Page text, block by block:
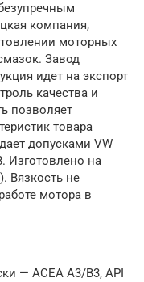
компания,
моторных
Завод
идет на экспорт
качества и
позволяет
товара
допусками VW
Изготовлено на
Вязкость не
мотора в
— ACEA A3/B3, API